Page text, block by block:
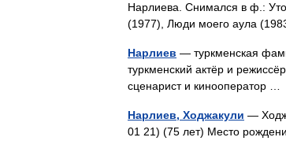
Нарлиева. Снимался в ф.:
(1977), Люди моего аула
Нарлиев — туркменская
туркменский актёр и
сценарист и кинооператор …
Нарлиев, Ходжакули —
01 21) (75 лет) Место